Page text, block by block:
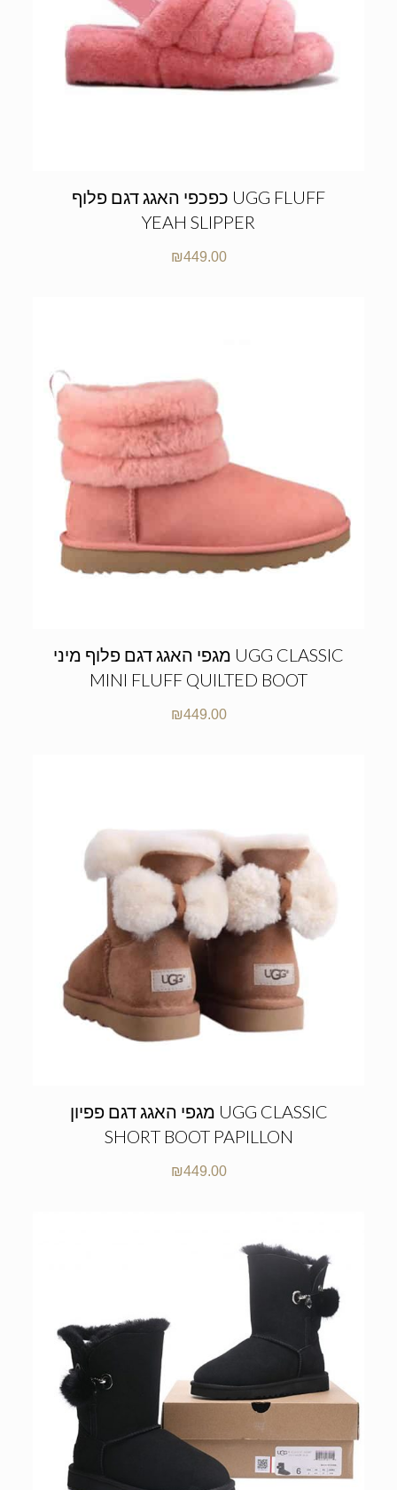
כפכפי האגג דגם פלוף UGG FLUFF
YEAH SLIPPER
₪449.00
מגפי האגג דגם פלוף מיני UGG CLASSIC
MINI FLUFF QUILTED BOOT
₪449.00
מגפי האגג דגם פפיון UGG CLASSIC
SHORT BOOT PAPILLON
₪449.00